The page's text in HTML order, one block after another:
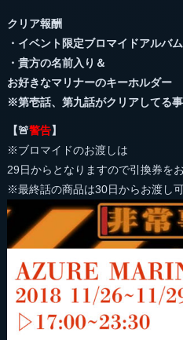
クリア報酬
・イベント限定ブロマイドアルバ
・貴方の名前入り＆
お好きなマリナーのキーホルダー
※第壱話、第九話がクリアしてる
【🚨警告】
※ブロマイドのお渡しは
29日からとなりますので引換券を
※最終話の商品は30日からお渡し